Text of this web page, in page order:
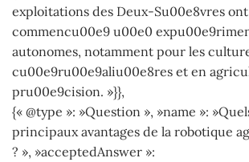
exploitations des Deux-Su00e8vres ont
commencu00e9 u00e0
autonomes, notamment pour les
cu00e9ru00e9aliu00e8res et en
pru00e9cision. »}},
{« @type »: »Question », »name »:
principaux avantages de la robotique
? », »acceptedAnswer »: